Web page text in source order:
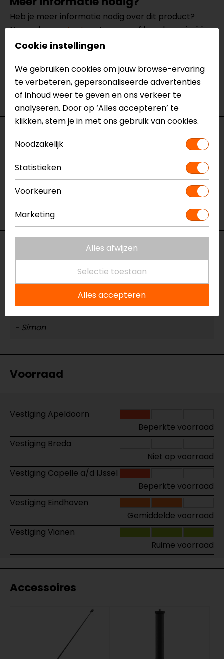
Heb je meer informatie nodig over dit product?
Neem dancontactmet ons op of kom langs in één
vanonze winkelsin Breda, Capelle aan den IJssel,
het product bekijken & passen en staan onze
verkoopmedewerkers voor je klaar met advies.
Bekijk onze andereaction cams.
Actioncam
Model
148302
Merk
GoPro
Kleur
Zwart
- Simon
Voorraad
Vestiging Apeldoorn
Beperkte voorraad
Vestiging Breda
Niet op voorraad
Vestiging Capelle a/d IJssel
Beperkte voorraad
Vestiging Eindhoven
Gemiddelde voorraad
Vestiging Vianen
Ruime voorraad
Accessoires
Cookie instellingen
We gebruiken cookies om jouw browse-ervaring
te verbeteren, gepersonaliseerde advertenties
of inhoud weer te geven en ons verkeer te
analyseren. Door op ‘Alles accepteren’ te
klikken, stem je in met ons gebruik van cookies.
Noodzakelijk
Statistieken
Voorkeuren
Marketing
Alles afwijzen
Selectie toestaan
Alles accepteren